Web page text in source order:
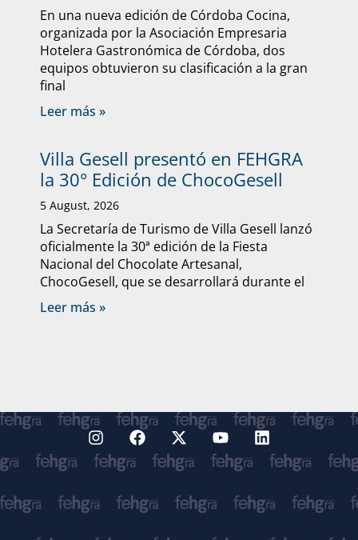
En una nueva edición de Córdoba Cocina,
organizada por la Asociación Empresaria
Hotelera Gastronómica de Córdoba, dos
equipos obtuvieron su clasificación a la gran
final
Leer más »
Villa Gesell presentó en FEHGRA
la 30° Edición de ChocoGesell
5 August, 2026
La Secretaría de Turismo de Villa Gesell lanzó
oficialmente la 30ª edición de la Fiesta
Nacional del Chocolate Artesanal,
ChocoGesell, que se desarrollará durante el
Leer más »